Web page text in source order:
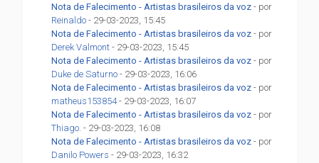
Nota de Falecimento - Artistas brasileiros da voz - por
Reinaldo - 29-03-2023, 15:45
Nota de Falecimento - Artistas brasileiros da voz - por
Derek Valmont - 29-03-2023, 15:45
Nota de Falecimento - Artistas brasileiros da voz - por
Duke de Saturno - 29-03-2023, 16:06
Nota de Falecimento - Artistas brasileiros da voz - por
matheus153854- 29-03-2023, 16:07
Nota de Falecimento - Artistas brasileiros da voz - por
Thiago. - 29-03-2023, 16:08
Nota de Falecimento - Artistas brasileiros da voz - por
Danilo Powers - 29-03-2023, 16:32